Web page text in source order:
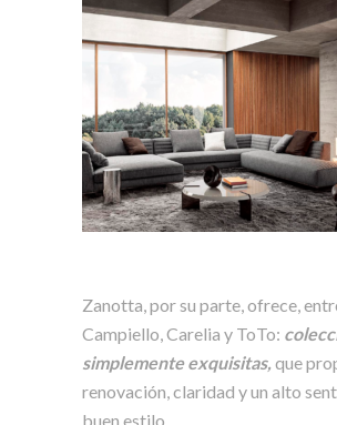
Zanotta, por su parte, ofrece,
Campiello, Carelia y ToTo:
simplemente exquisitas, que
renovación, claridad y un alto
buen estilo.